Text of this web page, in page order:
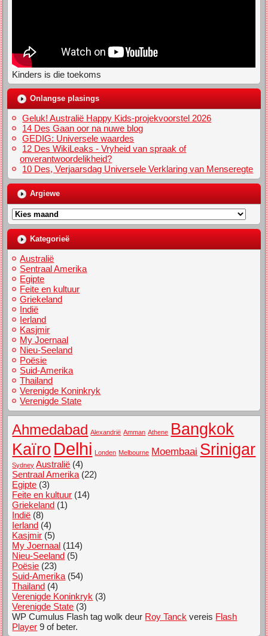
Kinders is die toekoms
Onlangse plasings
Geluk! Australië Happy Kids-projekvoorstel 2026
14 Des Gaan oor na nuwe blog
GEDIG: Universele waardes
12 Des WikiLeaks - Vryheid van spraak of
onverantwoordelikheid?
10 Des, Verjaarsdag Universele Verklaring van Menseregte
Argiewe
Argiewe
Kategorieë
Australië
Sentraal Amerika
Egipte
Feite en kultuur
Griekeland
Indië
Ierland
Kasjmir
My Joernaal
Nieu-Seeland
Poësie
Suid-Amerika
Thailand
Verenigde Koninkryk
Verenigde State
Ahmedabad Alexandrië Amman Athene Bangkok
Kaïro Delhi Londen Melbourne Moembaai Srinigar
Sydney Australië (4)
Sentraal Amerika (22)
Egipte (3)
Feite en kultuur (14)
Griekeland (1)
Indië (8)
Ierland (4)
Kasjmir (5)
My Joernaal (114)
Nieu-Seeland (5)
Poësie (23)
Suid-Amerika (54)
Thailand (4)
Verenigde Koninkryk (3)
Verenigde State (3)
WP Cumulus Flash tag wolk deur Roy Tanck vereis Flash
Player 9 of beter.